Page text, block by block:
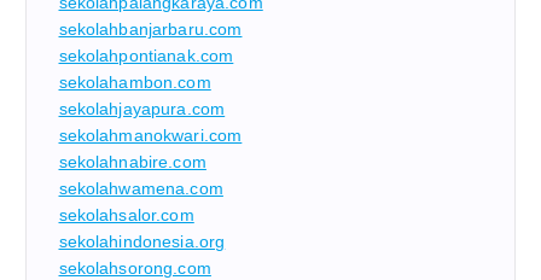
sekolahbanjarbaru.com
sekolahpontianak.com
sekolahambon.com
sekolahjayapura.com
sekolahmanokwari.com
sekolahnabire.com
sekolahwamena.com
sekolahsalor.com
sekolahindonesia.org
sekolahsorong.com